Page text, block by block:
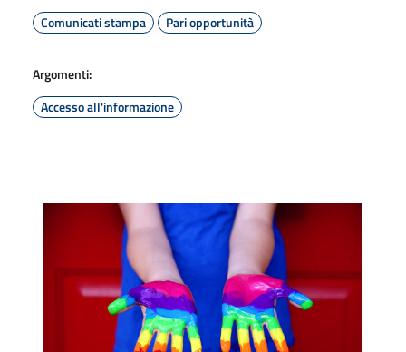
Comunicati stampa
Pari opportunità
Argomenti:
Accesso all'informazione